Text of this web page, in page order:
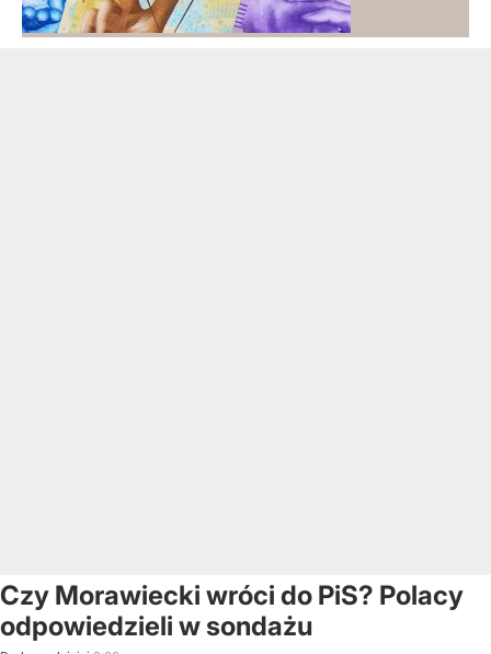
Czy Morawiecki wróci do PiS? Polacy
odpowiedzieli w sondażu